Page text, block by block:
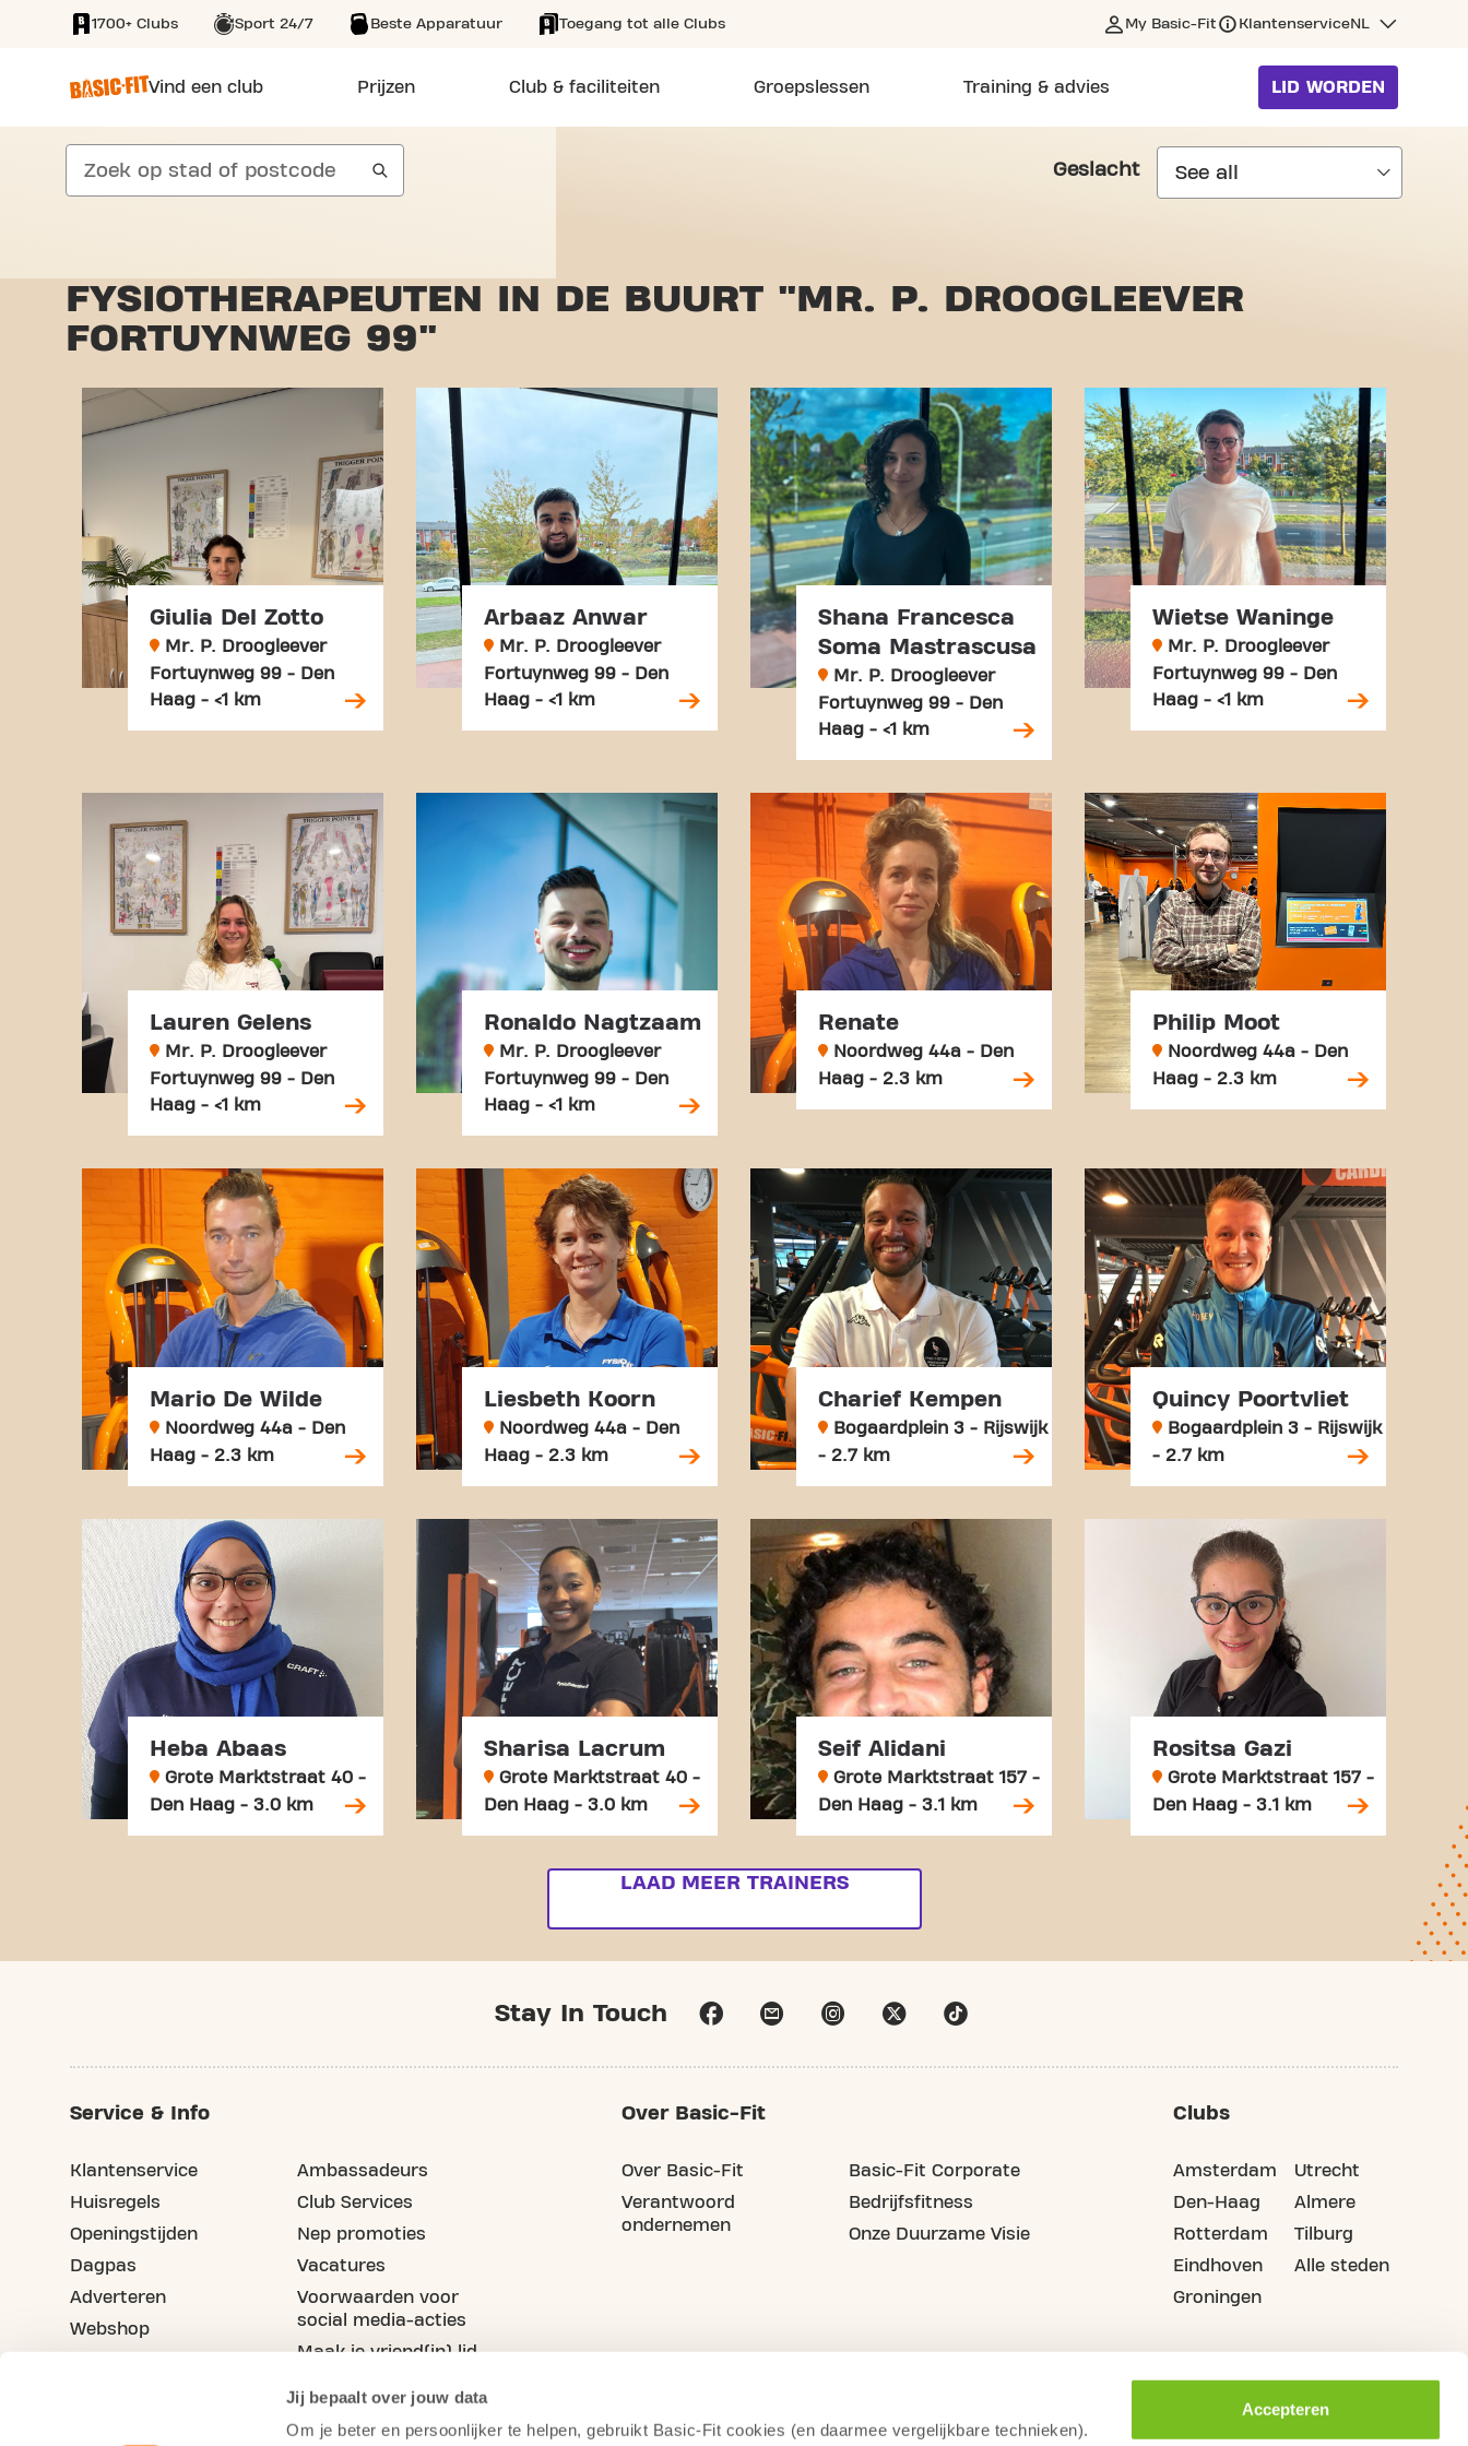
Jij bepaalt over jouw data
Om je beter en persoonlijker te helpen, gebruikt Basic-Fit cookies (en daarmee vergelijkbare technieken).
Accepteren
SKIP TO MAIN CONTENT
1700+ Clubs Sport 24/7 Beste Apparatuur Toegang tot alle Clubs My Basic-Fit KlantenserviceNL
Vind een club Prijzen Club & faciliteiten Groepslessen Training & advies LID WORDEN
search Geslacht
FYSIOTHERAPEUTEN IN DE BUURT "MR. P. DROOGLEEVER
FORTUYNWEG 99"
Giulia Del Zotto
Mr. P. Droogleever
Fortuynweg 99 - Den
Haag - <1 km
Arbaaz Anwar
Mr. P. Droogleever
Fortuynweg 99 - Den
Haag - <1 km
Shana Francesca
Soma Mastrascusa
Mr. P. Droogleever
Fortuynweg 99 - Den
Haag - <1 km
Wietse Waninge
Mr. P. Droogleever
Fortuynweg 99 - Den
Haag - <1 km
Lauren Gelens
Mr. P. Droogleever
Fortuynweg 99 - Den
Haag - <1 km
Ronaldo Nagtzaam
Mr. P. Droogleever
Fortuynweg 99 - Den
Haag - <1 km
Renate
Noordweg 44a - Den
Haag - 2.3 km
Philip Moot
Noordweg 44a - Den
Haag - 2.3 km
Mario De Wilde
Noordweg 44a - Den
Haag - 2.3 km
Liesbeth Koorn
Noordweg 44a - Den
Haag - 2.3 km
Charief Kempen
Bogaardplein 3 - Rijswijk
- 2.7 km
Quincy Poortvliet
Bogaardplein 3 - Rijswijk
- 2.7 km
Heba Abaas
Grote Marktstraat 40 -
Den Haag - 3.0 km
Sharisa Lacrum
Grote Marktstraat 40 -
Den Haag - 3.0 km
Seif Alidani
Grote Marktstraat 157 -
Den Haag - 3.1 km
Rositsa Gazi
Grote Marktstraat 157 -
Den Haag - 3.1 km
LAAD MEER TRAINERS
Stay In Touch
Service & Info
Klantenservice
Huisregels
Openingstijden
Dagpas
Adverteren
Webshop
Ambassadeurs
Club Services
Nep promoties
Vacatures
Voorwaarden voor
social media-acties
Maak je vriend(in) lid
Over Basic-Fit
Over Basic-Fit
Verantwoord
ondernemen
Basic-Fit Corporate
Bedrijfsfitness
Onze Duurzame Visie
Clubs
Amsterdam
Den-Haag
Rotterdam
Eindhoven
Groningen
Utrecht
Almere
Tilburg
Alle steden